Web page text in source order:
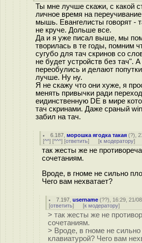
Ты мне лучше скажи, с какой
личное время на
мышь. Евангелисты говорят -
не круче. Дольше все.
Да и я уже писал выше, мы
творилась в те годы, помним
сугубо для тач скринов со
не будет устройств без тач".
переобулись и делают
лучше. Ну ну.
Я не скажу что они хуже, я
менять привычки ради
еидинственную DE в мире
тач скринами. Даже сраный
забил на тач.
6.187 ,морошка ягодка такая (?),
[^^] [^^^] [ответить] [к модератору]
так жесты же не
сочетаниям.
Вроде, в гноме не сильно
Чего вам нехватает?
7.197 ,username (??), 16:29, 21/
[ответить] [к модератору]
> так жесты же не
сочетаниям.
> Вроде, в гноме не сильно
клавиатурой? Чего вам